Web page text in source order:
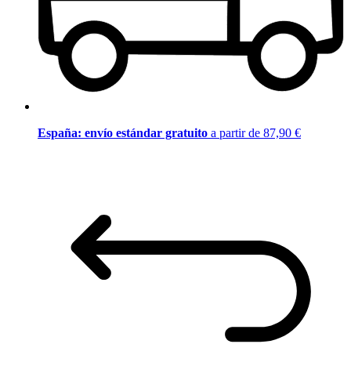
España: envío estándar gratuito a partir de 87,90 €